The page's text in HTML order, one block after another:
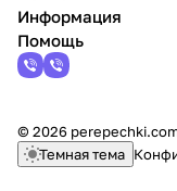
Информация
Помощь
© 2026
Темная тема